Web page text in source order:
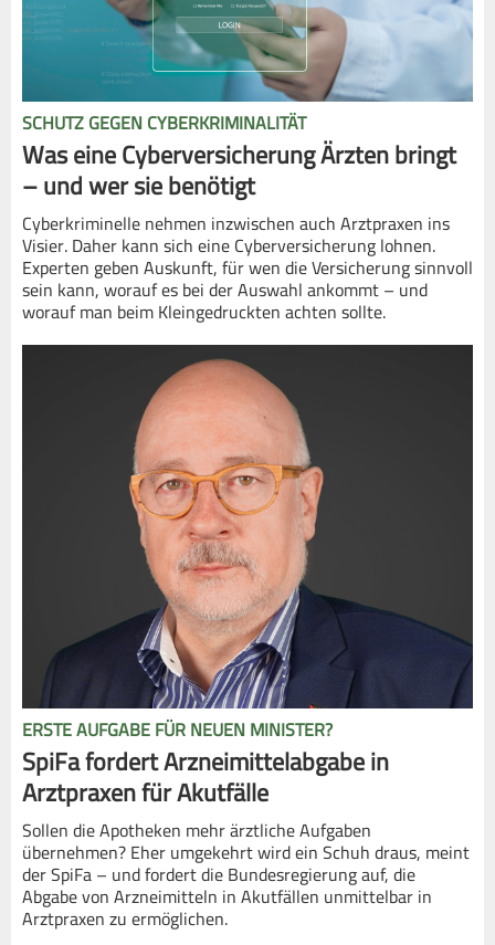
SCHUTZ GEGEN CYBERKRIMINALITÄT
Was eine Cyberversicherung Ärzten bringt
– und wer sie benötigt
Cyberkriminelle nehmen inzwischen auch Arztpraxen ins
Visier. Daher kann sich eine Cyberversicherung lohnen.
Experten geben Auskunft, für wen die Versicherung sinnvoll
sein kann, worauf es bei der Auswahl ankommt – und
worauf man beim Kleingedruckten achten sollte.
ERSTE AUFGABE FÜR NEUEN MINISTER?
SpiFa fordert Arzneimittelabgabe in
Arztpraxen für Akutfälle
Sollen die Apotheken mehr ärztliche Aufgaben
übernehmen? Eher umgekehrt wird ein Schuh draus, meint
der SpiFa – und fordert die Bundesregierung auf, die
Abgabe von Arzneimitteln in Akutfällen unmittelbar in
Arztpraxen zu ermöglichen.